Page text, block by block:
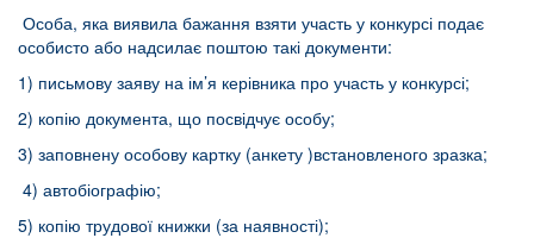
Особа, яка виявила бажання взяти участь у конкурсі подає
особисто або надсилає поштою такі документи:
1) письмову заяву на ім’я керівника про участь у конкурсі;
2) копію документа, що посвідчує особу;
3) заповнену особову картку (анкету )встановленого зразка;
4) автобіографію;
5) копію трудової книжки (за наявності);